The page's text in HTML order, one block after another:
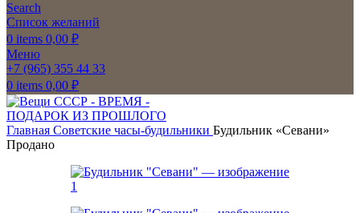
Search
Список желаний
0 items 0,00 ₽
Меню
+7 (965) 355 44 33
0 items 0,00 ₽
Главная Советские часы-будильники Будильник «Севани»
Продано